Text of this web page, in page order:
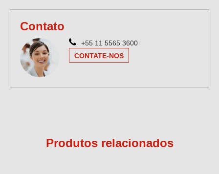
Contato
+55 11 5565 3600
CONTATE-NOS
Produtos relacionados